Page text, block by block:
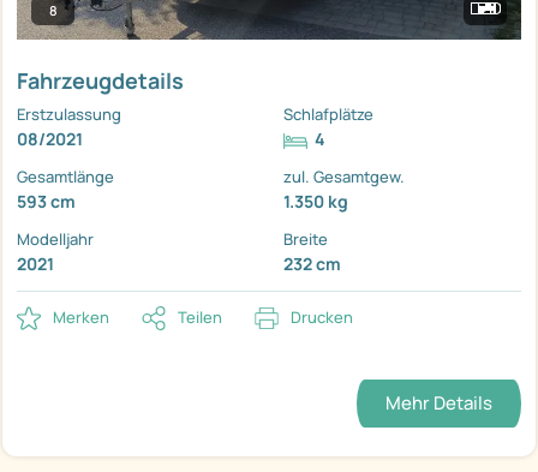
8
Fahrzeugdetails
Erstzulassung
08/2021
Schlafplätze
4
Gesamtlänge
593 cm
zul. Gesamtgew.
1.350 kg
Modelljahr
2021
Breite
232 cm
Merken Teilen Drucken
Mehr Details